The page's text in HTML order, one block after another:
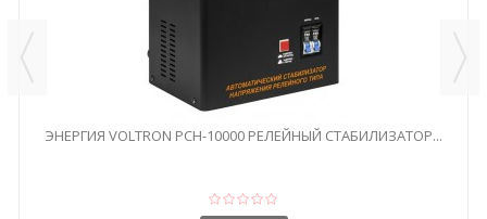
ЭНЕРГИЯ VOLTRON РСН-10000 РЕЛЕЙНЫЙ СТАБИЛИЗАТОР...